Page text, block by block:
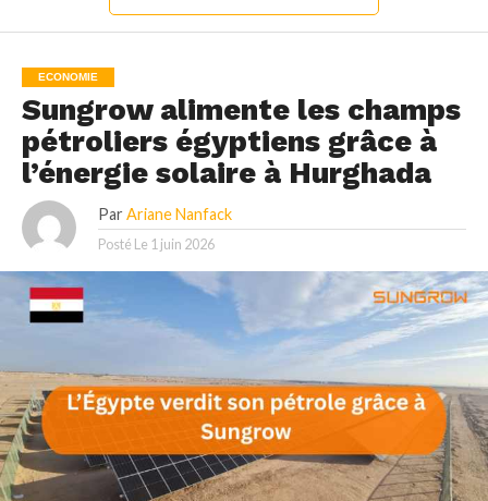
ECONOMIE
Sungrow alimente les champs
pétroliers égyptiens grâce à
l’énergie solaire à Hurghada
Par Ariane Nanfack
Posté Le 1 juin 2026